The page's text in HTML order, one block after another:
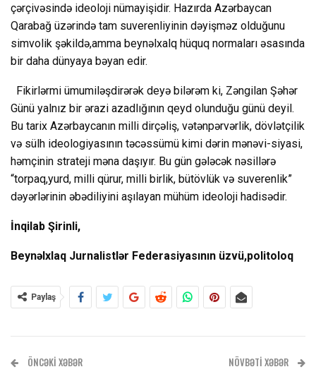
çərçivəsində ideoloji nümayişidir. Hazırda Azərbaycan
Qarabağ üzərində tam suverenliyinin dəyişməz olduğunu
simvolik şəkildə,amma beynəlxalq hüquq normaları əsasında
bir daha dünyaya bəyan edir.
Fikirlərmi ümumiləşdirərək deyə bilərəm ki, Zəngilan Şəhər
Günü yalnız bir ərazi azadlığının qeyd olunduğu günü deyil.
Bu tarix Azərbaycanın milli dirçəliş, vətənpərvərlik, dövlətçilik
və sülh ideologiyasının təcəssümü kimi dərin mənəvi-siyasi,
həmçinin strateji məna daşıyır. Bu gün gələcək nəsillərə
“torpaq,yurd, milli qürur, milli birlik, bütövlük və suverenlik”
dəyərlərinin əbədiliyini aşılayan mühüm ideoloji hadisədir.
İnqilab Şirinli,
Beynəlxlaq Jurnalistlər Federasiyasının üzvü,politoloq
Paylaş
ÖNCƏKI XƏBƏR NÖVBƏTI XƏBƏR